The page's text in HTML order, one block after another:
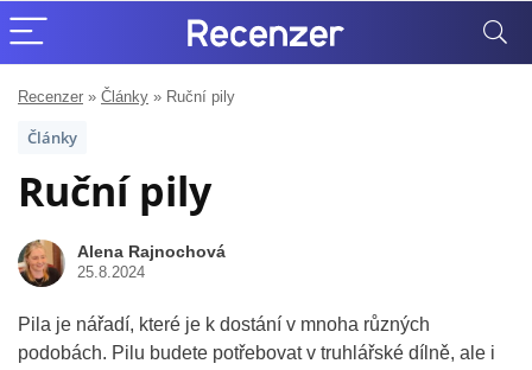
Recenzer » Články » Ruční pily
Články
Ruční pily
Alena Rajnochová
25.8.2024
Pila je nářadí, které je k dostání v mnoha různých
podobách. Pilu budete potřebovat v truhlářské dílně, ale i